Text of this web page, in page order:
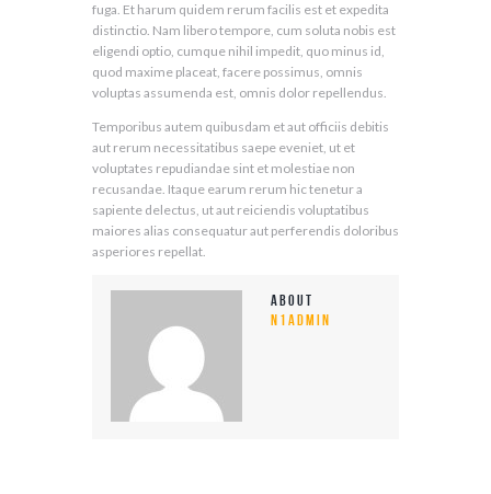
fuga. Et harum quidem rerum facilis est et expedita
distinctio. Nam libero tempore, cum soluta nobis est
eligendi optio, cumque nihil impedit, quo minus id,
quod maxime placeat, facere possimus, omnis
voluptas assumenda est, omnis dolor repellendus.
Temporibus autem quibusdam et aut officiis debitis
aut rerum necessitatibus saepe eveniet, ut et
voluptates repudiandae sint et molestiae non
recusandae. Itaque earum rerum hic tenetur a
sapiente delectus, ut aut reiciendis voluptatibus
maiores alias consequatur aut perferendis doloribus
asperiores repellat.
About
n1admin